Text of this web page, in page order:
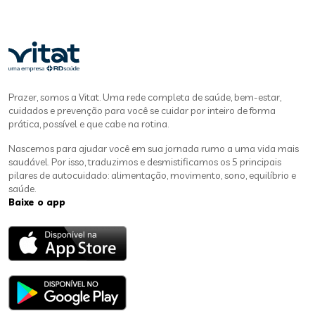
Prazer, somos a Vitat. Uma rede completa de saúde, bem-estar,
cuidados e prevenção para você se cuidar por inteiro de forma
prática, possível e que cabe na rotina.
Nascemos para ajudar você em sua jornada rumo a uma vida mais
saudável. Por isso, traduzimos e desmistificamos os 5 principais
pilares de autocuidado: alimentação, movimento, sono, equilíbrio e
saúde.
Baixe o app